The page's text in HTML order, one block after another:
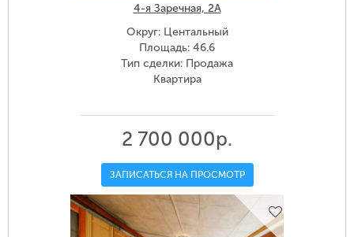
4-я Заречная, 2А
Округ: Центальный
Площадь: 46.6
Тип сделки: Продажа
Квартира
2 700 000р.
ЗАПИСАТЬСЯ НА ПРОСМОТР